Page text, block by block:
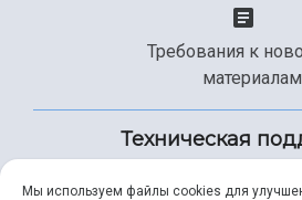
Требования к
материалам
Техническая
Мы используем файлы cookies для